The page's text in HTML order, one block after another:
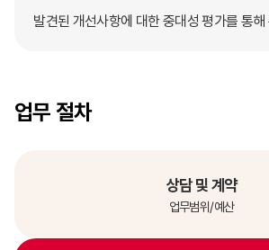
발견된 개선사항에 대한 중대성 평가를 통해
업무 절차
상담 및 계약
업무범위/예산